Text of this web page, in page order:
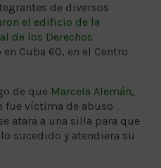
de diversos
el edificio de la
de los Derechos
Cuba 60, en el Centro
de que Marcela Alemán,
fue víctima de abuso
atara a una silla para que
sucedido y atendiera su